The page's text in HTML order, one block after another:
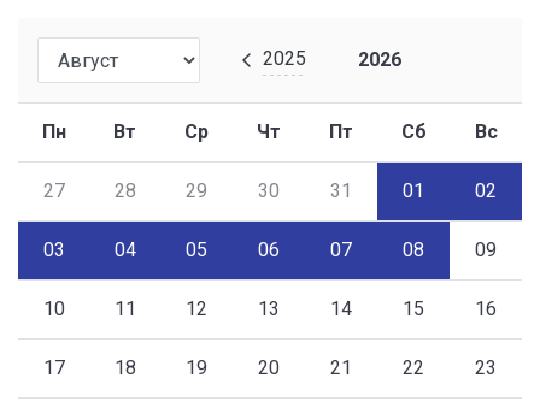
2025 2026
Пн Вт Ср Чт Пт Сб Вс
27 28 29 30 31 01 02
03 04 05 06 07 08 09
10 11 12 13 14 15 16
17 18 19 20 21 22 23